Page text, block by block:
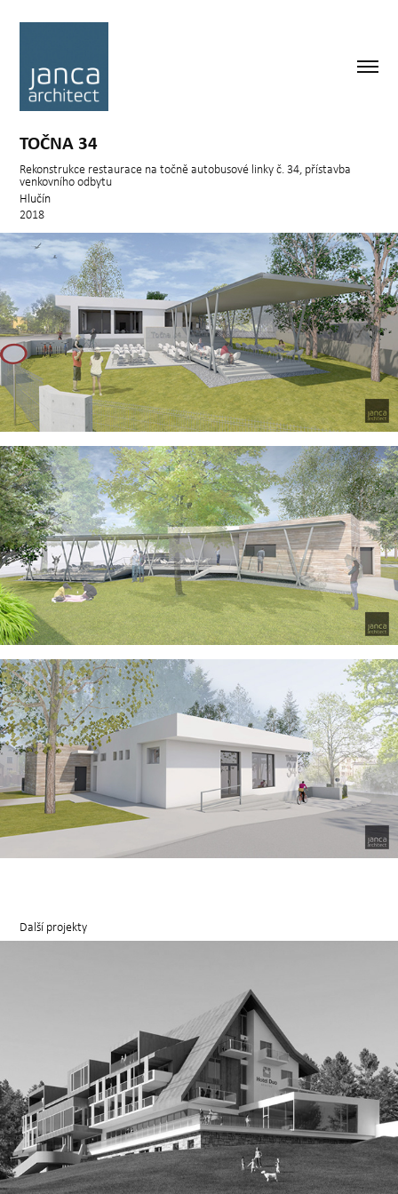
TOČNA 34
Rekonstrukce restaurace na točně autobusové linky č. 34, přístavba
venkovního odbytu
Hlučín
2018
Další projekty
HOTEL DUO - LUX